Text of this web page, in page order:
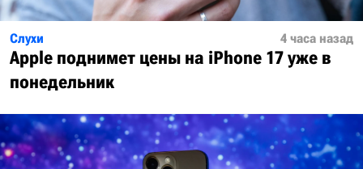
Слухи 4 часа назад
Apple поднимет цены на iPhone 17 уже в
понедельник